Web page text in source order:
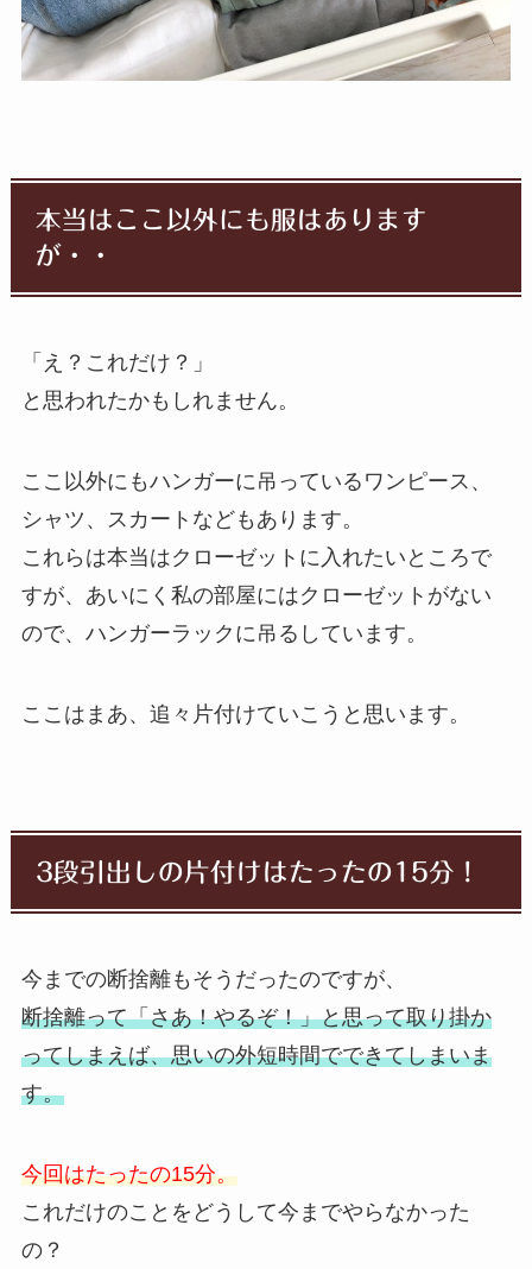
本当はここ以外にも服はあります
が・・
「え？これだけ？」
と思われたかもしれません。
ここ以外にもハンガーに吊っているワンピース、
シャツ、スカートなどもあります。
これらは本当はクローゼットに入れたいところで
すが、あいにく私の部屋にはクローゼットがない
ので、ハンガーラックに吊るしています。
ここはまあ、追々片付けていこうと思います。
3段引出しの片付けはたったの15分！
今までの断捨離もそうだったのですが、
断捨離って「さあ！やるぞ！」と思って取り掛か
ってしまえば、思いの外短時間でできてしまいま
す。
今回はたったの15分。
これだけのことをどうして今までやらなかった
の？